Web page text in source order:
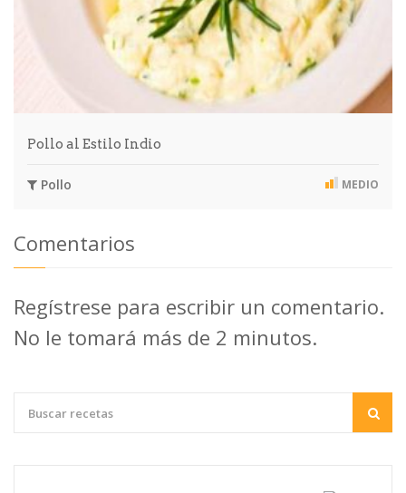
Pollo al Estilo Indio
Pollo MEDIO
Comentarios
Regístrese para escribir un comentario.
No le tomará más de 2 minutos.